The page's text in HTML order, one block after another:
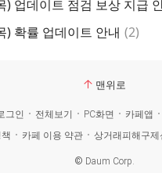
) 업데이트 점검 보상 지급
) 확률 업데이트 안내 댓
(2)
맨위로
그인 전체보기 PC화면 카페앱
카페 이용 약관 상거래피해구제
© Daum Corp.